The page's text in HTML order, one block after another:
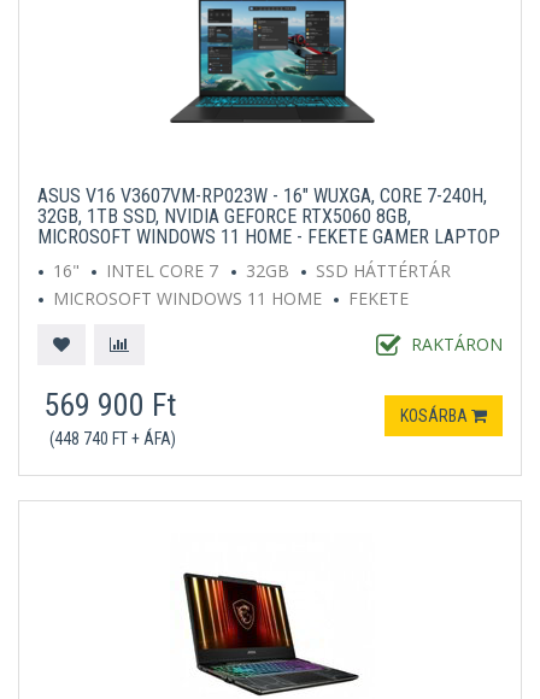
ASUS V16 V3607VM-RP023W - 16" WUXGA, CORE 7-240H,
32GB, 1TB SSD, NVIDIA GEFORCE RTX5060 8GB,
MICROSOFT WINDOWS 11 HOME - FEKETE GAMER LAPTOP
16"
INTEL CORE 7 32GB
SSD HÁTTÉRTÁR
MICROSOFT WINDOWS 11 HOME
FEKETE
RAKTÁRON
569 900 Ft
(448 740 FT + ÁFA)
KOSÁRBA